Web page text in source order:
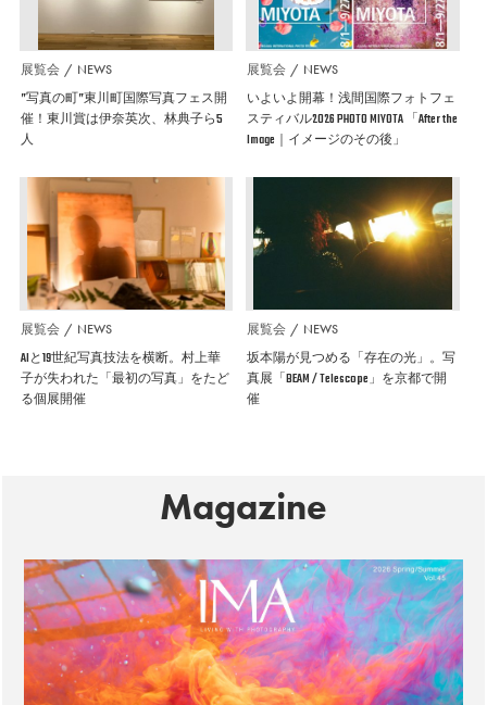
展覧会 NEWS
”写真の町”東川町国際写真フェス開
催！東川賞は伊奈英次、林典子ら5
人
展覧会 NEWS
いよいよ開幕！浅間国際フォトフェ
スティバル2026 PHOTO MIYOTA 「After the
Image｜イメージのその後」
展覧会 NEWS
AIと19世紀写真技法を横断。村上華
子が失われた「最初の写真」をたど
る個展開催
展覧会 NEWS
坂本陽が見つめる「存在の光」。写
真展「BEAM / Telescope」を京都で開
催
Magazine